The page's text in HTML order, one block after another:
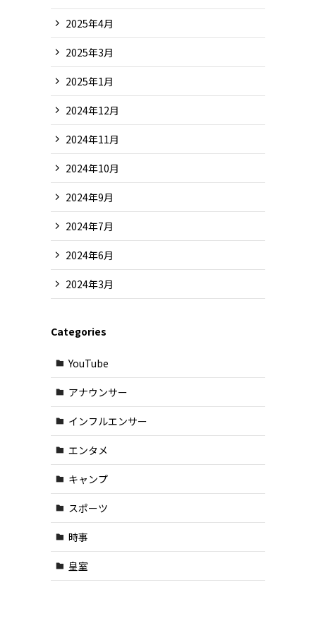
2025年4月
2025年3月
2025年1月
2024年12月
2024年11月
2024年10月
2024年9月
2024年7月
2024年6月
2024年3月
Categories
YouTube
アナウンサー
インフルエンサー
エンタメ
キャンプ
スポーツ
時事
皇室